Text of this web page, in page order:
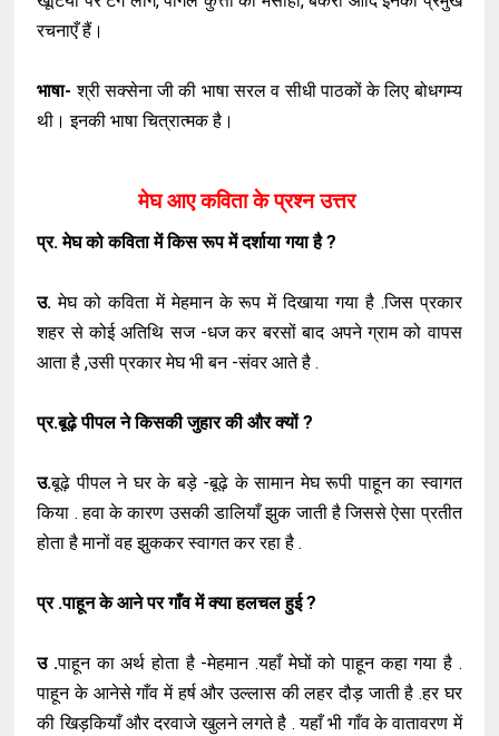
रचनाएँ हैं।
भाषा- श्री सक्सेना जी की भाषा सरल व सीधी पाठकों के लिए बोधगम्य
थी। इनकी भाषा चित्रात्मक है।
मेघ आए कविता के प्रश्न उत्तर
प्र. मेघ को कविता में किस रूप में दर्शाया गया है ?
उ. मेघ को कविता में मेहमान के रूप में दिखाया गया है .जिस प्रकार
शहर से कोई अतिथि सज -धज कर बरसों बाद अपने ग्राम को वापस
आता है ,उसी प्रकार मेघ भी बन -संवर आते है .
प्र.बूढ़े पीपल ने किसकी जुहार की और क्यों ?
उ.बूढ़े पीपल ने घर के बड़े -बूढ़े के सामान मेघ रूपी पाहून का स्वागत
किया . हवा के कारण उसकी डालियाँ झुक जाती है जिससे ऐसा प्रतीत
होता है मानों वह झुककर स्वागत कर रहा है .
प्र .पाहून के आने पर गाँव में क्या हलचल हुई ?
उ .पाहून का अर्थ होता है -मेहमान .यहाँ मेघों को पाहून कहा गया है .
पाहून के आनेसे गाँव में हर्ष और उल्लास की लहर दौड़ जाती है .हर घर
की खिड़कियाँ और दरवाजे खुलने लगते है . यहाँ भी गाँव के वातावरण में